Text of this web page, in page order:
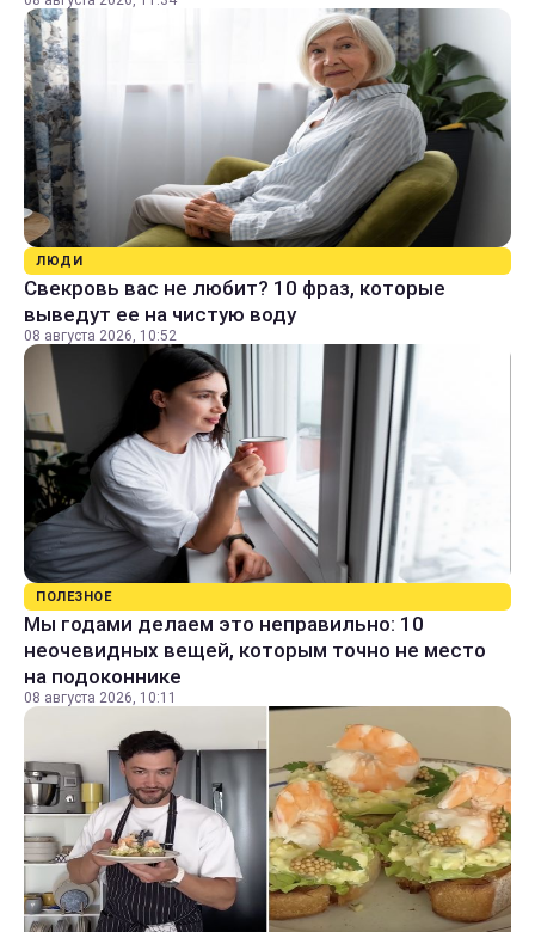
ЛЮДИ
Свекровь вас не любит? 10 фраз, которые
выведут ее на чистую воду
08 августа 2026, 10:52
ПОЛЕЗНОЕ
Мы годами делаем это неправильно: 10
неочевидных вещей, которым точно не место
на подоконнике
08 августа 2026, 10:11